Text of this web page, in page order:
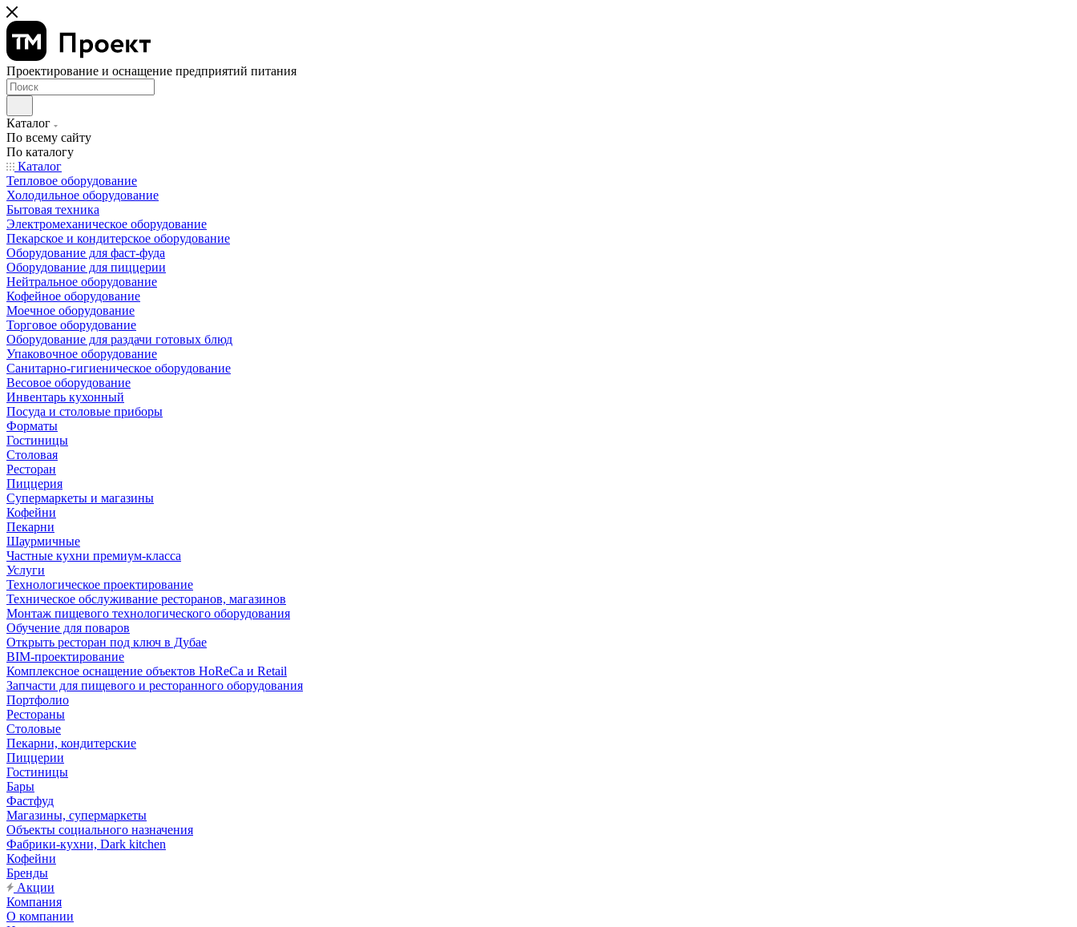
Проектирование и оснащение предприятий питания
Каталог
По всему сайту
По каталогу
Каталог
Тепловое оборудование
Холодильное оборудование
Бытовая техника
Электромеханическое оборудование
Пекарское и кондитерское оборудование
Оборудование для фаст-фуда
Оборудование для пиццерии
Нейтральное оборудование
Кофейное оборудование
Моечное оборудование
Торговое оборудование
Оборудование для раздачи готовых блюд
Упаковочное оборудование
Санитарно-гигиеническое оборудование
Весовое оборудование
Инвентарь кухонный
Посуда и столовые приборы
Форматы
Гостиницы
Столовая
Ресторан
Пиццерия
Супермаркеты и магазины
Кофейни
Пекарни
Шаурмичные
Частные кухни премиум-класса
Услуги
Технологическое проектирование
Техническое обслуживание ресторанов, магазинов
Монтаж пищевого технологического оборудования
Обучение для поваров
Открыть ресторан под ключ в Дубае
BIM-проектирование
Комплексное оснащение объектов HoReCa и Retail
Запчасти для пищевого и ресторанного оборудования
Портфолио
Рестораны
Столовые
Пекарни, кондитерские
Пиццерии
Гостиницы
Бары
Фастфуд
Магазины, супермаркеты
Объекты социального назначения
Фабрики-кухни, Dark kitchen
Кофейни
Бренды
Акции
Компания
О компании